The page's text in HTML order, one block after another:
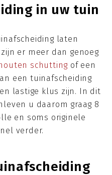
in uw tuin
laten
er meer dan genoeg
schutting of een
een tuinafscheiding
lastige klus zijn. In dit
u daarom graag 8
en soms originele
verder.